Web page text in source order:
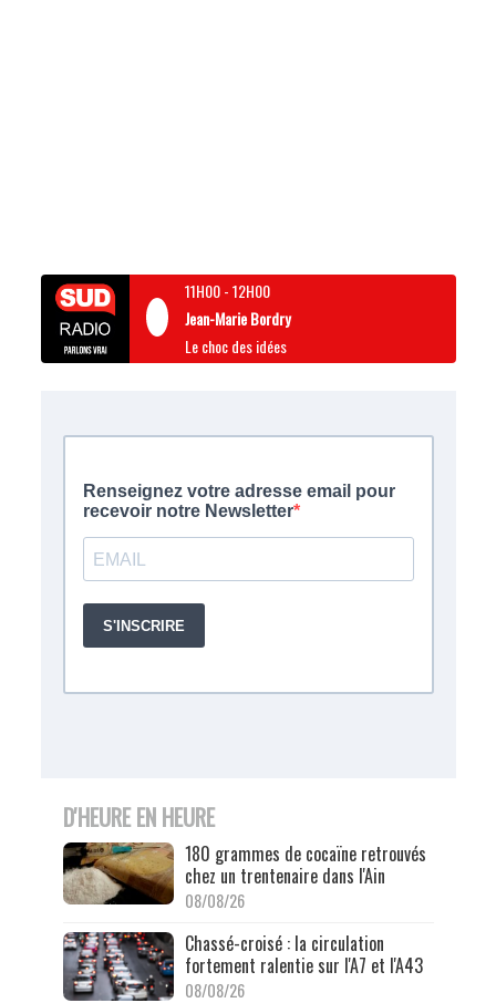
11H00-12H00
Jean-Marie Bordry
Le choc des idées
D'HEURE EN HEURE
180 grammes de cocaïne retrouvés
chez un trentenaire dans l'Ain
08/08/26
Chassé-croisé : la circulation
fortement ralentie sur l'A7 et l'A43
08/08/26